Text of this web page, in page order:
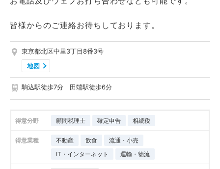
皆様からのご連絡お待ちしております。
東京都北区中里3丁目8番3号
地図
駒込駅徒歩7分 田端駅徒歩6分
得意分野 顧問税理士 確定申告 相続税
得意業種 不動産 飲食
流通・小売
IT・インターネット
運輸・物流